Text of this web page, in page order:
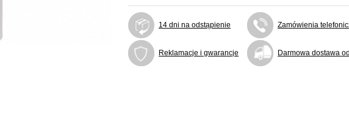
14 dni na odstąpienie Zamówienia
Reklamacje i gwarancje Darmowa dostawa